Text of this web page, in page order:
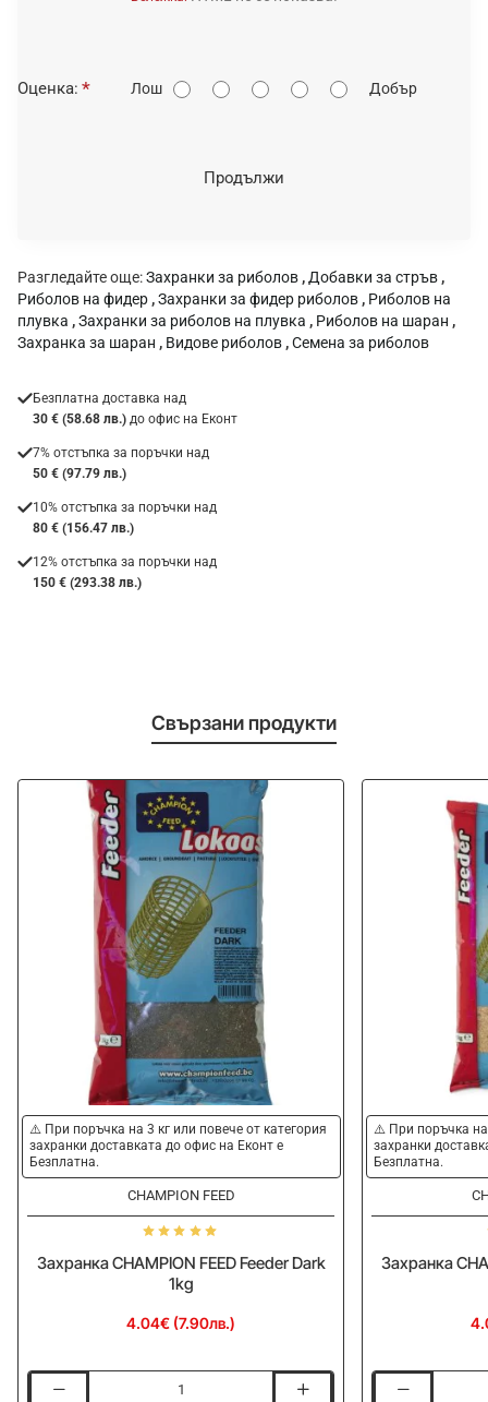
О
Оценка: Лош Добър
Продължи
Разгледайте още:Захранки за риболов , Добавки за стръв ,
Риболов на фидер ,Захранки за фидер риболов , Риболов на
плувка ,Захранки за риболов на плувка , Риболов на шаран ,
Захранка за шаран , Видове риболов ,Семена за риболов
Безплатна доставка над
30 € (58.68 лв.) до офис на Еконт
7% отстъпка за поръчки над
50 € (97.79 лв.)
10% отстъпка за поръчки над
80 € (156.47 лв.)
12% отстъпка за поръчки над
150 € (293.38 лв.)
Свързани продукти
⚠️ При поръчка на 3 кг или повече от категория
захранки доставката до офис на Еконт е
Безплатна.
CHAMPION FEED
Захранка CHAMPION FEED Feeder Dark
1kg
4.04€ (7.90лв.)
⚠️ При поръчка на
захранки
Безплатна.
Захранка